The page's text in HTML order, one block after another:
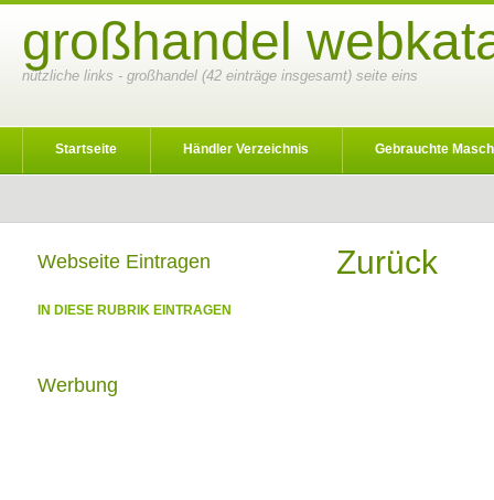
großhandel
nützliche links - großhandel (42 einträge insgesamt) seite eins
Startseite Händler Verzeichnis Gebrauchte
Zurück
Webseite Eintragen
IN DIESE RUBRIK EINTRAGEN
Werbung